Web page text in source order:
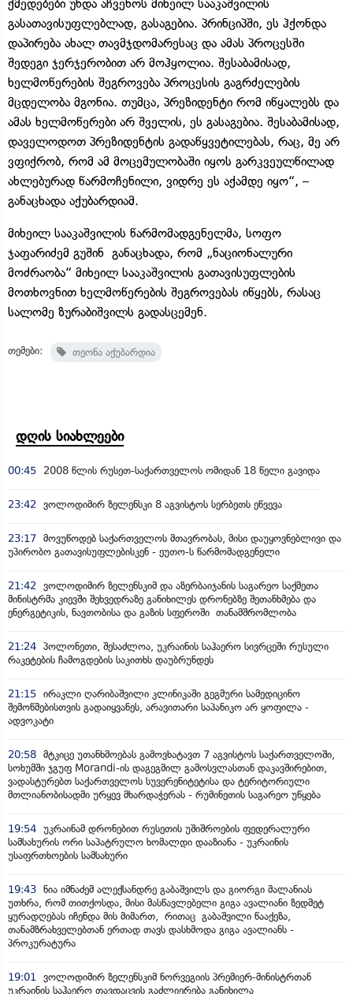
ქმედებები უნდა აჩვენოს მიხეილ სააკაშვილის
გასათავისუფლებლად, გასაგებია. პრინციპში, ეს ჰქონდა
დაპირება ახალ თავმჯდომარესაც და ამას პროცესში
შედეგი ჯერჯერობით არ მოჰყოლია. შესაბამისად,
ხელმოწერების შეგროვება პროცესის გაგრძელების
მცდელობა მგონია. თუმცა, პრეზიდენტი რომ იწყალებს და
ამას ხელმოწერები არ შველის, ეს გასაგებია. შესაბამისად,
დაველოდოთ პრეზიდენტის გადაწყვეტილებას, რაც, მე არ
ვფიქრობ, რომ ამ მოცემულობაში იყოს გარკვეულწილად
ახლებურად წარმოჩენილი, ვიდრე ეს აქამდე იყო“, –
განაცხადა აქუბარდიამ.
მიხეილ სააკაშვილის წარმომადგენელმა, სოფო
ჯაფარიძემ გუშინ განაცხადა, რომ „ნაციონალური
მოძრაობა“ მიხეილ სააკაშვილის გათავისუფლების
მოთხოვნით ხელმოწერების შეგროვებას იწყებს, რასაც
სალომე ზურაბიშვილს გადასცემენ.
თემები: თეონა აქუბარდია
დღის სიახლეები
00:45 2008 წლის რუსეთ-საქართველოს ომიდან 18 წელი გავიდა
23:42 ვოლოდიმირ ზელენსკი 8 აგვისტოს სერბეთს ეწვევა
23:17 მოვუწოდებ საქართველოს მთავრობას, მისი დაუყოვნებლივი და
უპირობო გათავისუფლებისკენ - ეუთო-ს წარმომადგენელი
21:42
ვოლოდიმირ ზელენსკიმ და აზერბაიჯანის საგარეო საქმეთა
მინისტრმა კიევში შეხვედრაზე განიხილეს დრონებზე შეთანხმება და
ენერგეტიკის, ნავთობისა და გაზის სფეროში თანამშრომლობა
21:24 პოლონეთი, შესაძლოა, უკრაინის საჰაერო სივრცეში რუსული
რაკეტების ჩამოგდების საკითხს დაუბრუნდეს
21:15 ირაკლი ღარიბაშვილი კლინიკაში გეგმური სამედიცინო
შემოწმებისთვის გადაიყვანეს, არავითარი საპანიკო არ ყოფილა -
ადვოკატი
20:58 მტკიცე უთანხმოებას გამოვხატავთ 7 აგვისტოს საქართველოში,
სოხუმში ჯგუფ Morandi-ის დაგეგმილ გამოსვლასთან დაკავშირებით,
ვადასტურებთ საქართველოს სუვერენიტეტისა და ტერიტორიული
მთლიანობისადმი ურყევ მხარდაჭერას - რუმინეთის საგარეო უწყება
19:54 უკრაინამ დრონებით რუსეთის უშიშროების ფედერალური
სამსახურის ორი საპატრულო ხომალდი დააზიანა - უკრაინის
უსაფრთხოების სამსახური
19:43 ნია იმნაძემ ალექსანდრე გაბაშვილს და გიორგი მალანიას
უთხრა, რომ თითქოსდა, მისი მასწავლებელი გიგა ავალიანი ზედმეტ
ყურადღებას იჩენდა მის მიმართ, რითაც გაბაშვილი წააქეზა,
თანამზრახველებთან ერთად თავს დასხმოდა გიგა ავალიანს -
პროკურატურა
19:01
ვოლოდიმირ ზელენსკიმ ნორვეგიის პრემიერ-მინისტრთან
უკრაინის საჰაერო თავდაცვის გაძლიერება განიხილა